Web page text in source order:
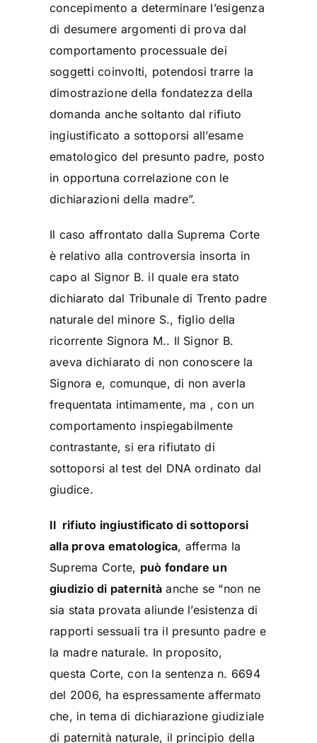
concepimento a determinare l’esigenza
di desumere argomenti di prova dal
comportamento processuale dei
soggetti coinvolti, potendosi trarre la
dimostrazione della fondatezza della
domanda anche soltanto dal rifiuto
ingiustificato a sottoporsi all’esame
ematologico del presunto padre, posto
in opportuna correlazione con le
dichiarazioni della madre”.
Il caso affrontato dalla Suprema Corte
è relativo alla controversia insorta in
capo al Signor B. il quale era stato
dichiarato dal Tribunale di Trento padre
naturale del minore S., figlio della
ricorrente Signora M.. Il Signor B.
aveva dichiarato di non conoscere la
Signora e, comunque, di non averla
frequentata intimamente, ma , con un
comportamento inspiegabilmente
contrastante, si era rifiutato di
sottoporsi al test del DNA ordinato dal
giudice.
Il rifiuto ingiustificato di sottoporsi
alla prova ematologica, afferma la
Suprema Corte, può fondare un
giudizio di paternità anche se “non ne
sia stata provata aliunde l’esistenza di
rapporti sessuali tra il presunto padre e
la madre naturale. In proposito,
questa Corte, con la sentenza n. 6694
del 2006, ha espressamente affermato
che, in tema di dichiarazione giudiziale
di paternità naturale, il principio della